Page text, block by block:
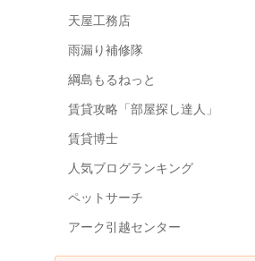
天屋工務店
雨漏り補修隊
綱島もるねっと
賃貸攻略「部屋探し達人」
賃貸博士
人気ブログランキング
ペットサーチ
アーク引越センター